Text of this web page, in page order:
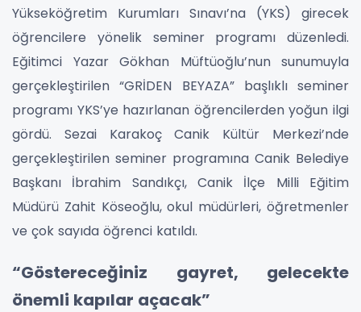
Yükseköğretim Kurumları Sınavı’na (YKS) girecek
öğrencilere yönelik seminer programı düzenledi.
Eğitimci Yazar Gökhan Müftüoğlu’nun sunumuyla
gerçekleştirilen “GRİDEN BEYAZA” başlıklı seminer
programı YKS’ye hazırlanan öğrencilerden yoğun ilgi
gördü. Sezai Karakoç Canik Kültür Merkezi’nde
gerçekleştirilen seminer programına Canik Belediye
Başkanı İbrahim Sandıkçı, Canik İlçe Milli Eğitim
Müdürü Zahit Köseoğlu, okul müdürleri, öğretmenler
ve çok sayıda öğrenci katıldı.
“Göstereceğiniz gayret, gelecekte
önemli kapılar açacak”